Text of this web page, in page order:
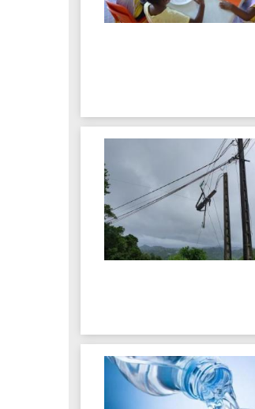
Les associations
Les espaces numériques
Infos sargasse
Toilettes publiques
Stationnement
Les marchés
Annuaire santé